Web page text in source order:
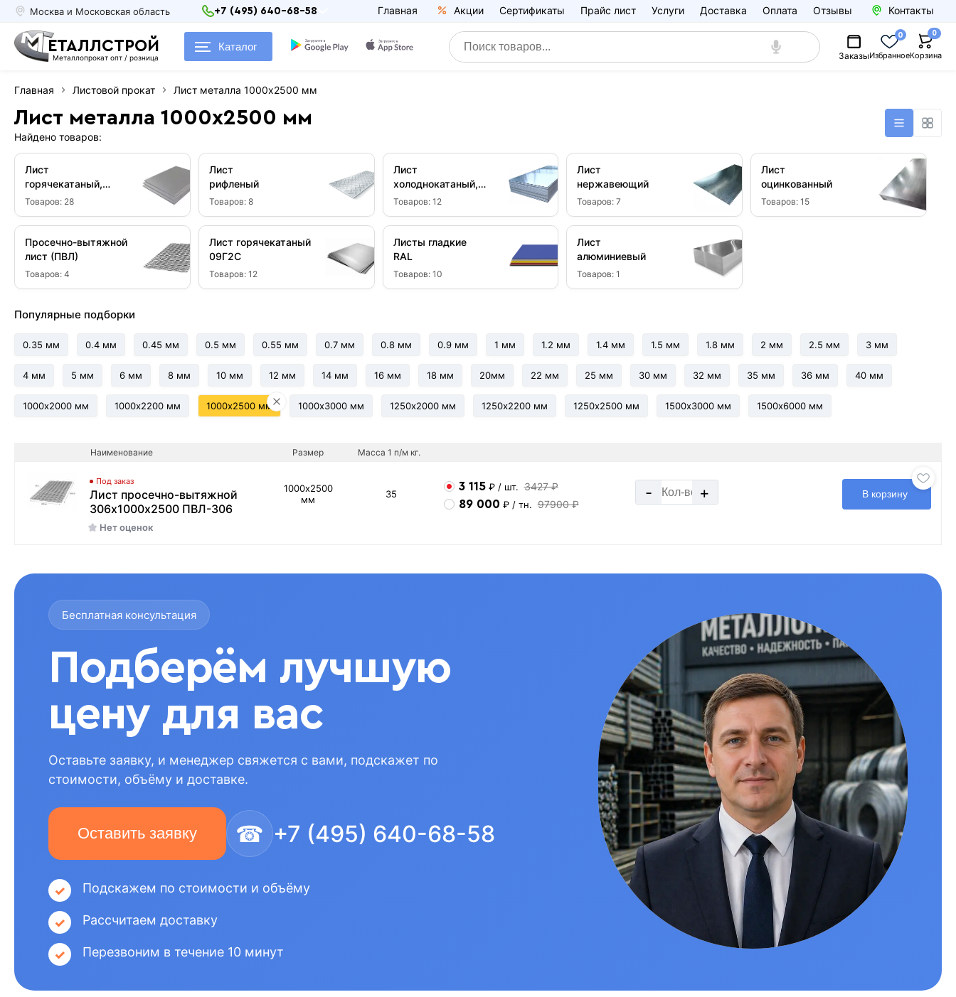
Москва и Московская область +7 (495) 640-68-58 Главная Акции Сертификаты Прайс лист Услуги Доставка Оплата Отзывы Контакты
ЕТАЛЛСТРОЙ
Металлопрокат опт / розница
Каталог
ЗаказыИзбранное
0
Корзина
0
Главная Листовой прокат Лист металла 1000х2500 мм
Лист металла 1000х2500 мм
Найдено товаров:
Лист
горячекатаный,
Ст3
Товаров: 28
Лист
рифленый
Товаров: 8
Лист
холоднокатаный,
Ст08
Товаров: 12
Лист
нержавеющий
Товаров:7
Лист
оцинкованный
Товаров: 15
Просечно-вытяжной
лист (ПВЛ)
Товаров:4
Лист горячекатаный
09Г2С
Товаров: 12
Листы гладкие
RAL
Товаров: 10
Лист
алюминиевый
Товаров:1
Популярные подборки
0.35 мм 0.4 мм 0.45 мм 0.5 мм 0.55 мм 0.7 мм 0.8 мм 0.9 мм 1 мм 1.2 мм 1.4 мм 1.5 мм 1.8 мм 2 мм 2.5 мм 3 мм
4 мм 5 мм 6 мм 8 мм 10 мм 12 мм 14 мм 16 мм 18 мм 20мм 22 мм 25 мм 30 мм 32 мм 35 мм 36 мм 40 мм
1000х2000 мм 1000х2200 мм 1000х2500 мм 1000х3000 мм 1250х2000 мм 1250х2200 мм 1250х2500 мм 1500х3000 мм 1500х6000 мм
Наименование Размер Масса 1 п/м кг.
Под заказ
Лист просечно-вытяжной
306х1000х2500 ПВЛ-306
Нет оценок
1000х2500
мм
35
3 115 ₽ / шт. 3427 ₽
89 000 ₽ / тн. 97900 ₽
- + В корзину
Бесплатная консультация
Подберём лучшую
цену для вас
Оставьте заявку, и менеджер свяжется с вами, подскажет по
стоимости, объёму и доставке.
Оставить заявку ☎ +7 (495) 640-68-58
Подскажем по стоимости и объёму
Рассчитаем доставку
Перезвоним в течение 10 минут